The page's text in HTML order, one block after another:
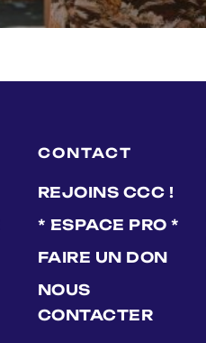
CONTACT
REJOINS CCC !
* ESPACE PRO *
FAIRE UN DON
NOUS
CONTACTER